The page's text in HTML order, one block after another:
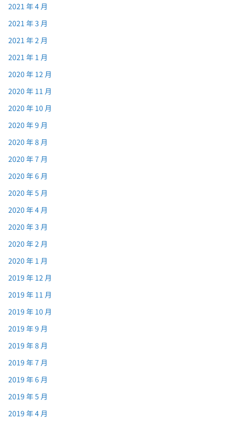
2021 年 4 月
2021 年 3 月
2021 年 2 月
2021 年 1 月
2020 年 12 月
2020 年 11 月
2020 年 10 月
2020 年 9 月
2020 年 8 月
2020 年 7 月
2020 年 6 月
2020 年 5 月
2020 年 4 月
2020 年 3 月
2020 年 2 月
2020 年 1 月
2019 年 12 月
2019 年 11 月
2019 年 10 月
2019 年 9 月
2019 年 8 月
2019 年 7 月
2019 年 6 月
2019 年 5 月
2019 年 4 月